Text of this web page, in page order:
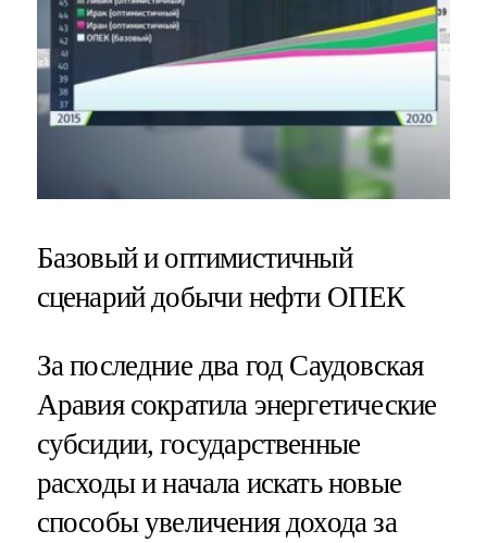
Базовый и оптимистичный
сценарий добычи нефти ОПЕК
За последние два год Саудовская
Аравия сократила энергетические
субсидии, государственные
расходы и начала искать новые
способы увеличения дохода за